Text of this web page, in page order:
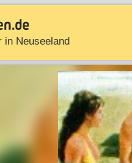
in Neuseeland
TV-Starts